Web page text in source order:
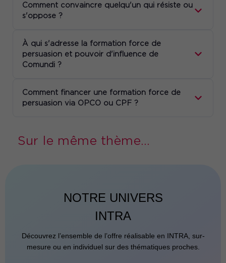
Comment convaincre quelqu'un qui résiste ou
s'oppose ?
À qui s'adresse la formation force de
persuasion et pouvoir d'influence de
Comundi ?
Comment financer une formation force de
persuasion via OPCO ou CPF ?
Sur le même thème...
NOTRE UNIVERS
INTRA
Découvrez l’ensemble de l’offre réalisable en INTRA, sur-
mesure ou en individuel sur des thématiques proches.